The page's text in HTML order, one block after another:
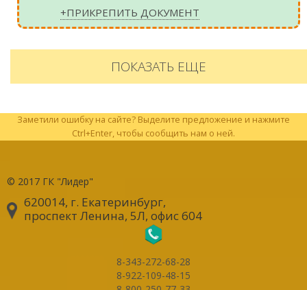
+ПРИКРЕПИТЬ ДОКУМЕНТ
ПОКАЗАТЬ ЕЩЕ
Заметили ошибку на сайте? Выделите предложение и нажмите
Ctrl+Enter, чтобы сообщить нам о ней.
© 2017 ГК "Лидер"
620014, г. Екатеринбург,
проспект Ленина, 5Л, офис 604
8-343-272-68-28
8-922-109-48-15